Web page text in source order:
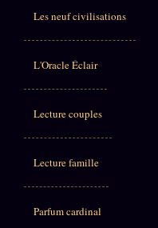
Les neuf civilisations
L'Oracle Éclair
Lecture couples
Lecture famille
Parfum cardinal